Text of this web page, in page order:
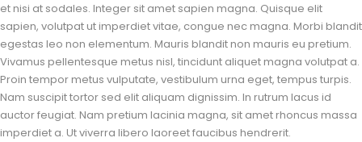
et nisi at sodales. Integer sit amet sapien magna. Quisque elit
sapien, volutpat ut imperdiet vitae, congue nec magna. Morbi blandit
egestas leo non elementum. Mauris blandit non mauris eu pretium.
Vivamus pellentesque metus nisl, tincidunt aliquet magna volutpat a.
Proin tempor metus vulputate, vestibulum urna eget, tempus turpis.
Nam suscipit tortor sed elit aliquam dignissim. In rutrum lacus id
auctor feugiat. Nam pretium lacinia magna, sit amet rhoncus massa
imperdiet a. Ut viverra libero laoreet faucibus hendrerit.